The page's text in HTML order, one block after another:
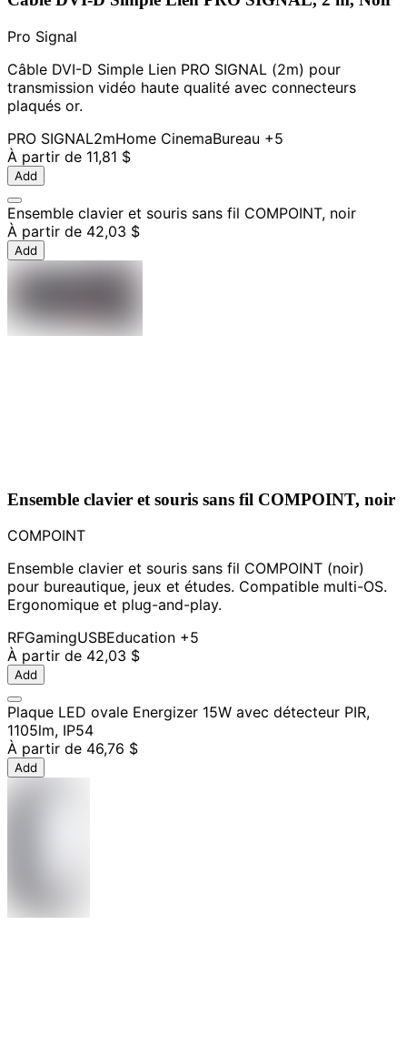
Pro Signal
Câble DVI-D Simple Lien PRO SIGNAL (2m) pour
transmission vidéo haute qualité avec connecteurs
plaqués or.
PRO SIGNAL2mHome CinemaBureau +5
À partir de 11,81 $
Add
Ensemble clavier et souris sans fil COMPOINT, noir
À partir de 42,03 $
Add
Ensemble clavier et souris sans fil COMPOINT, noir
COMPOINT
Ensemble clavier et souris sans fil COMPOINT (noir)
pour bureautique, jeux et études. Compatible multi-OS.
Ergonomique et plug-and-play.
RFGamingUSBEducation +5
À partir de 42,03 $
Add
Plaque LED ovale Energizer 15W avec détecteur PIR,
1105lm, IP54
À partir de 46,76 $
Add